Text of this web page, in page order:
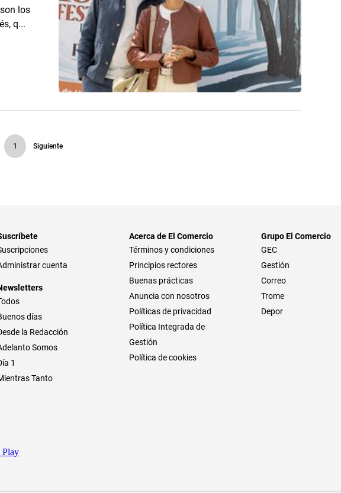
los
q...
1 Siguiente
cuenta
días
la Redacción
Somos
1
Tanto
Acerca de El Comercio
Términos y condiciones
Principios rectores
Buenas prácticas
Anuncia con nosotros
Políticas de privacidad
Política Integrada de
Gestión
Política de cookies
Grupo El Comercio
GEC
Gestión
Correo
Trome
Depor
Play